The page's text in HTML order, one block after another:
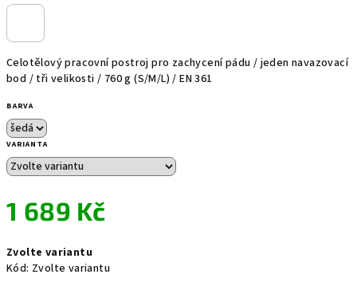
Celotělový pracovní postroj pro zachycení pádu / jeden navazovací
bod / tři velikosti / 760 g (S/M/L) / EN 361
BARVA
VARIANTA
1 689 Kč
cena:
Zvolte variantu
Kód: Zvolte variantu